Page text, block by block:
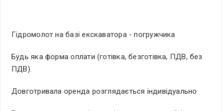
Гідромолот на базі екскаватора - погружчика
Будь яка форма оплати (готівка, безготівка, ПДВ, без
ПДВ).
Довготривала оренда розглядається індивідуально